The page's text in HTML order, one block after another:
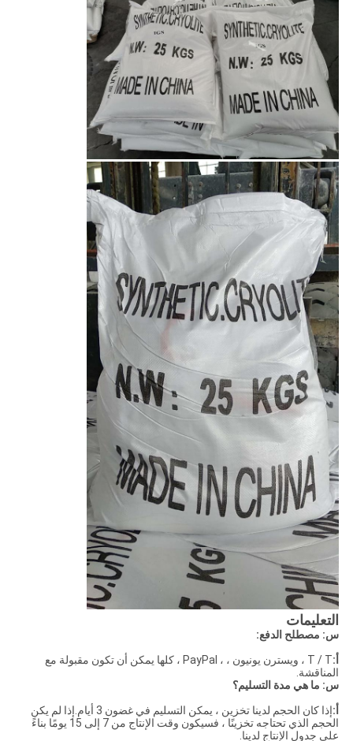
التعليمات
س: مصطلح الدفع:
أ:
T / T ، ويسترن يونيون ، ، PayPal ، كلها يمكن أن تكون مقبولة مع
المناقشة.
س: ما هي مدة التسليم؟
أ:
إذا كان الحجم لدينا تخزين ، يمكن التسليم في غضون 3 أيام.إذا لم يكن
الحجم الذي تحتاجه تخزينًا ، فسيكون وقت الإنتاج من 7 إلى 15 يومًا بناءً
على جدول الإنتاج لدينا.